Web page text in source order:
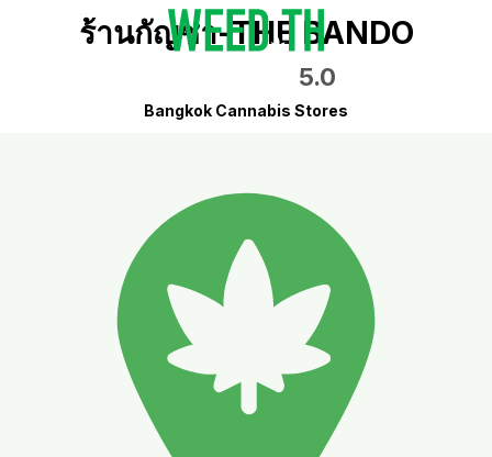
ร้านกัญชา-THE BANDO
5.0
Bangkok Cannabis Stores